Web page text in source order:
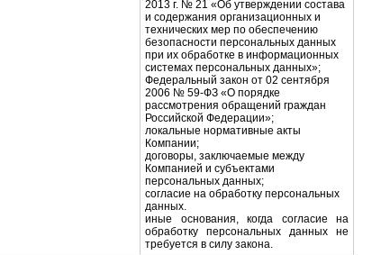
2013 г. № 21 «Об утверждении состава
и содержания организационных и
технических мер по обеспечению
безопасности персональных данных
при их обработке в информационных
системах персональных данных»;
Федеральный закон от 02 сентября
2006 № 59-ФЗ «О порядке
рассмотрения обращений граждан
Российской Федерации»;
локальные нормативные акты
Компании;
договоры, заключаемые между
Компанией и субъектами
персональных данных;
согласие на обработку персональных
данных.
иные основания, когда согласие на
обработку персональных данных не
требуется в силу закона.